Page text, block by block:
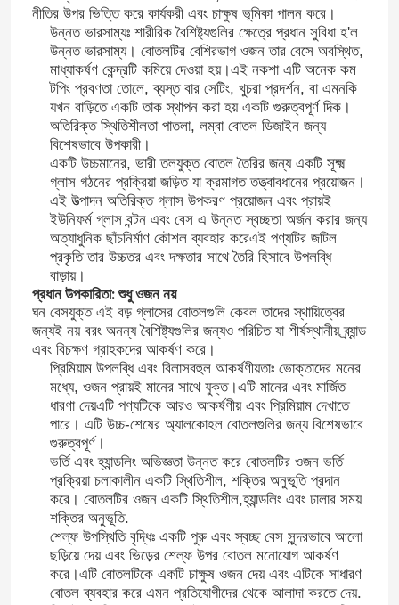
নীতির উপর ভিত্তি করে কার্যকরী এবং চাক্ষুষ ভূমিকা পালন করে।
উন্নত ভারসাম্যঃ শারীরিক বৈশিষ্ট্যগুলির ক্ষেত্রে প্রধান সুবিধা হ'ল
উন্নত ভারসাম্য। বোতলটির বেশিরভাগ ওজন তার বেসে অবস্থিত,
মাধ্যাকর্ষণ কেন্দ্রটি কমিয়ে দেওয়া হয়।এই নকশা এটি অনেক কম
টপিং প্রবণতা তোলে, ব্যস্ত বার সেটিং, খুচরা প্রদর্শন, বা এমনকি
যখন বাড়িতে একটি তাক স্থাপন করা হয় একটি গুরুত্বপূর্ণ দিক।
অতিরিক্ত স্থিতিশীলতা পাতলা, লম্বা বোতল ডিজাইন জন্য
বিশেষভাবে উপকারী।
একটি উচ্চমানের, ভারী তলযুক্ত বোতল তৈরির জন্য একটি সূক্ষ্ম
গ্লাস গঠনের প্রক্রিয়া জড়িত যা ক্রমাগত তত্ত্বাবধানের প্রয়োজন।
এই উত্পাদন অতিরিক্ত গ্লাস উপকরণ প্রয়োজন এবং প্রায়ই
ইউনিফর্ম গ্লাস বন্টন এবং বেস এ উন্নত স্বচ্ছতা অর্জন করার জন্য
অত্যাধুনিক ছাঁচনির্মাণ কৌশল ব্যবহার করেএই পণ্যটির জটিল
প্রকৃতি তার উচ্চতর এবং দক্ষতার সাথে তৈরি হিসাবে উপলব্ধি
বাড়ায়।
প্রধান উপকারিতা: শুধু ওজন নয়
ঘন বেসযুক্ত এই বড় গ্লাসের বোতলগুলি কেবল তাদের স্থায়িত্বের
জন্যই নয় বরং অনন্য বৈশিষ্ট্যগুলির জন্যও পরিচিত যা শীর্ষস্থানীয় ব্র্যান্ড
এবং বিচক্ষণ গ্রাহকদের আকর্ষণ করে।
প্রিমিয়াম উপলব্ধি এবং বিলাসবহুল আকর্ষণীয়তাঃ ভোক্তাদের মনের
মধ্যে, ওজন প্রায়ই মানের সাথে যুক্ত।এটি মানের এবং মার্জিত
ধারণা দেয়এটি পণ্যটিকে আরও আকর্ষণীয় এবং প্রিমিয়াম দেখাতে
পারে। এটি উচ্চ-শেষের অ্যালকোহল বোতলগুলির জন্য বিশেষভাবে
গুরুত্বপূর্ণ।
ভর্তি এবং হ্যান্ডলিং অভিজ্ঞতা উন্নত করে বোতলটির ওজন ভর্তি
প্রক্রিয়া চলাকালীন একটি স্থিতিশীল, শক্তির অনুভূতি প্রদান
করে। বোতলটির ওজন একটি স্থিতিশীল,হ্যান্ডলিং এবং ঢালার সময়
শক্তির অনুভূতি.
শেল্ফ উপস্থিতি বৃদ্ধিঃ একটি পুরু এবং স্বচ্ছ বেস সুন্দরভাবে আলো
ছড়িয়ে দেয় এবং ভিড়ের শেল্ফ উপর বোতল মনোযোগ আকর্ষণ
করে।এটি বোতলটিকে একটি চাক্ষুষ ওজন দেয় এবং এটিকে সাধারণ
বোতল ব্যবহার করে এমন প্রতিযোগীদের থেকে আলাদা করতে দেয়.